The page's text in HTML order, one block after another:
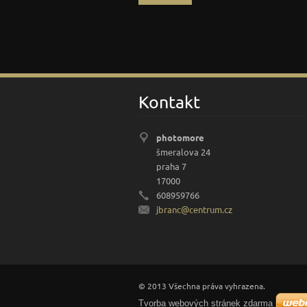
Kontakt
photomore
šmeralova 24
praha 7
17000
608959766
jbranc@centrum.cz
© 2013 Všechna práva vyhrazena.
Tvorba webových stránek zdarma